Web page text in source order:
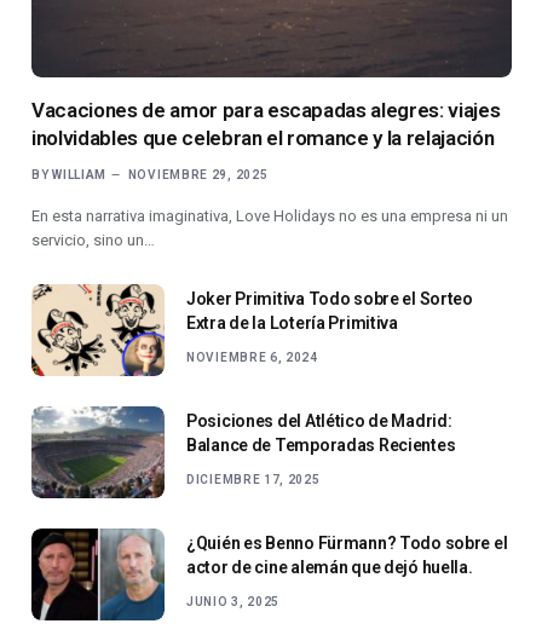
Vacaciones de amor para escapadas alegres: viajes
inolvidables que celebran el romance y la relajación
BY WILLIAM NOVIEMBRE 29, 2025
En esta narrativa imaginativa, Love Holidays no es una empresa ni un
servicio, sino un…
Joker Primitiva Todo sobre el Sorteo
Extra de la Lotería Primitiva
NOVIEMBRE 6, 2024
Posiciones del Atlético de Madrid:
Balance de Temporadas Recientes
DICIEMBRE 17, 2025
¿Quién es Benno Fürmann? Todo sobre el
actor de cine alemán que dejó huella.
JUNIO 3, 2025